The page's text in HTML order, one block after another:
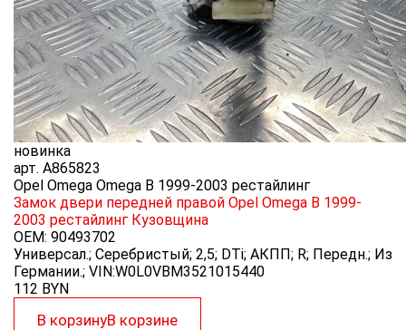
новинка
арт. A865823
Opel Omega Omega B 1999-2003 рестайлинг
Замок двери передней правой Opel Omega B 1999-
2003 рестайлинг Кузовщина
OEM: 90493702
Универсал.; Серебристый; 2,5; DTi; АКПП; R; Передн.; Из
Германии.; VIN:W0L0VBM3521015440
112 BYN
В корзинуВ корзине